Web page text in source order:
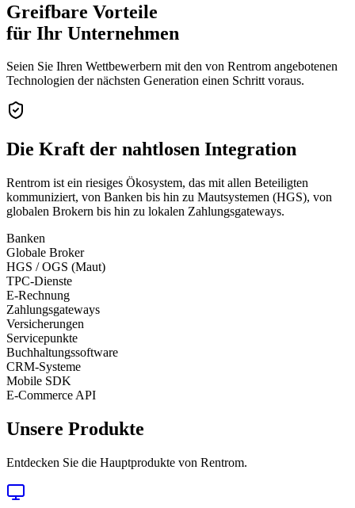
Greifbare Vorteile
für Ihr Unternehmen
Seien Sie Ihren Wettbewerbern mit den von Rentrom angebotenen
Technologien der nächsten Generation einen Schritt voraus.
Die Kraft der nahtlosen Integration
Rentrom ist ein riesiges Ökosystem, das mit allen Beteiligten
kommuniziert, von Banken bis hin zu Mautsystemen (HGS), von
globalen Brokern bis hin zu lokalen Zahlungsgateways.
Banken
Globale Broker
HGS / OGS (Maut)
TPC-Dienste
E-Rechnung
Zahlungsgateways
Versicherungen
Servicepunkte
Buchhaltungssoftware
CRM-Systeme
Mobile SDK
E-Commerce API
Unsere Produkte
Entdecken Sie die Hauptprodukte von Rentrom.